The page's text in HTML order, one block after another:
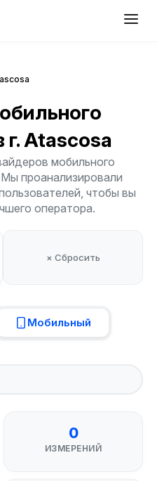
г. Atascosa
мобильного
проанализировали
чтобы вы
оператора.
× Сбросить
Мобильный
0
ИЗМЕРЕНИЙ